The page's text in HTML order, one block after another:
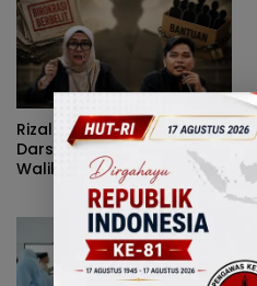
Rizal Agu Sarankan Sri
Darsianti Tuna Tegur
Walikota Adhan Dambea
Ketimbang Dinas
Kumperindag Pemprov
Gorontalo